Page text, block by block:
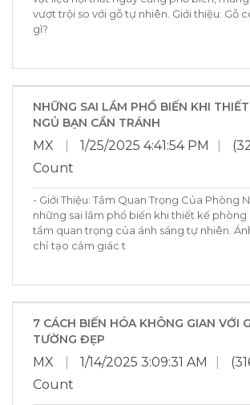
vượt trội so với gỗ tự nhiên. Giới thiệu: Gỗ
gì?
NHỮNG SAI LẦM PHỔ BIẾN KHI
NGỦ BẠN CẦN TRÁNH
MX 1/25/2025 4:41:54 PM
Count
- Giới Thiệu: Tầm Quan Trọng Của Phòng
những sai lầm phổ biến khi thiết kế phòng
tầm quan trọng của ánh sáng tự nhiên.
chỉ tạo cảm giác t
7 CÁCH BIẾN HÓA KHÔNG GIAN VỚI
TƯỜNG ĐẸP
MX 1/14/2025 3:09:31 AM
Count